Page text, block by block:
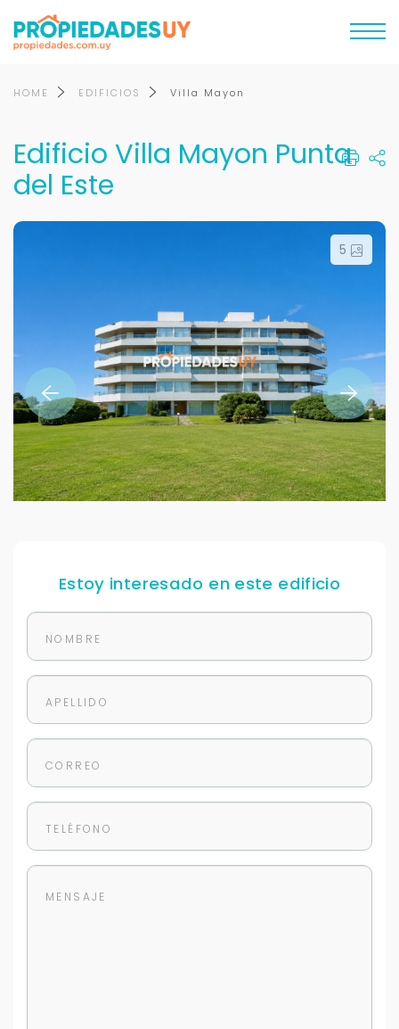
HOME EDIFICIOS Villa Mayon
Edificio Villa Mayon Punta
del Este
5
Estoy interesado en este edificio